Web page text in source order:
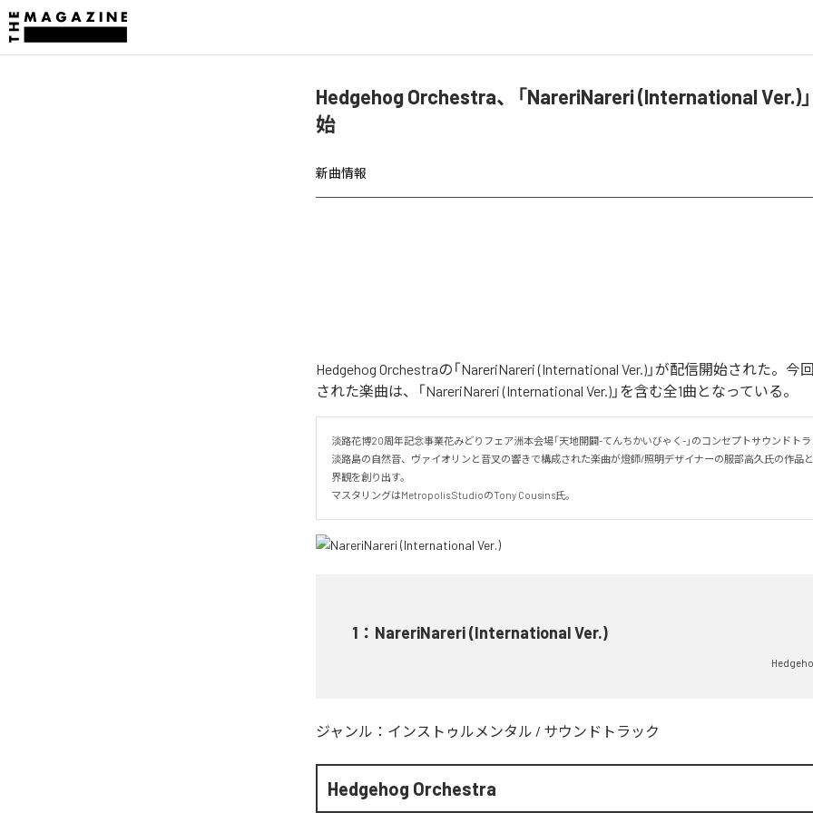
Hedgehog Orchestra、「NareriNareri (International Ver.)
始
新曲情報
Hedgehog Orchestraの「NareriNareri (International Ver.)」が配信開始された。今
された楽曲は、「NareriNareri (International Ver.)」を含む全1曲となっている。
淡路花博20周年記念事業花みどりフェア洲本会場「天地開闢-てんちかいびゃく-」のコンセプトサウンドトラ
淡路島の自然音、ヴァイオリンと音叉の響きで構成された楽曲が燈師/照明デザイナーの服部高久氏の作品
界観を創り出す。
マスタリングはMetropolis StudioのTony Cousins氏。
1 ： NareriNareri (International Ver.)
ジャンル： インストゥルメンタル / サウンドトラック
Hedgehog Orchestra